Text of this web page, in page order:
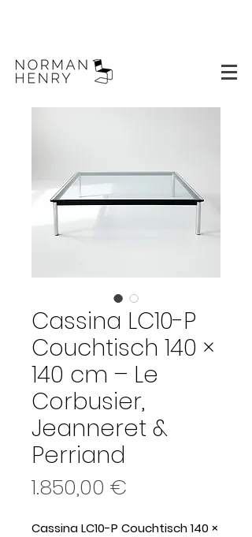
Cassina LC10-P
Couchtisch 140 ×
140 cm – Le
Corbusier,
Jeanneret &
Perriand
1.850,00 €
Cassina LC10-P Couchtisch 140 ×